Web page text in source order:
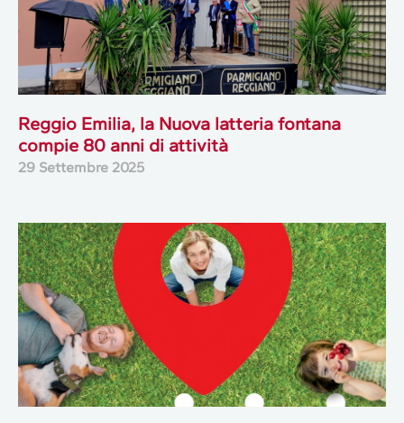
Reggio Emilia, la Nuova latteria fontana
compie 80 anni di attività
29 Settembre 2025